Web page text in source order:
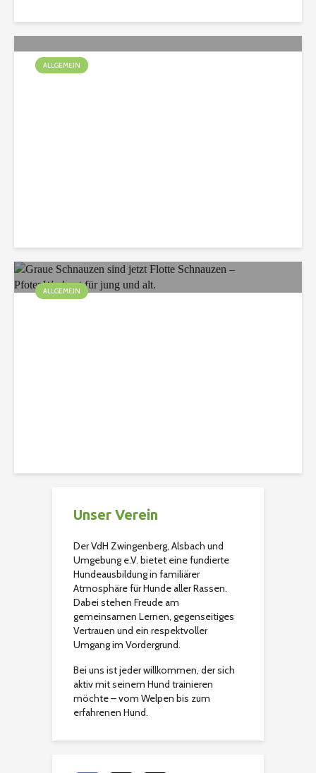
ALLGEMEIN
ALLGEMEIN
Unser Verein
Der VdH Zwingenberg, Alsbach und
Umgebung e.V. bietet eine fundierte
Hundeausbildung in familiärer
Atmosphäre für Hunde aller Rassen.
Dabei stehen Freude am
gemeinsamen Lernen, gegenseitiges
Vertrauen und ein respektvoller
Umgang im Vordergrund.
Bei uns ist jeder willkommen, der sich
aktiv mit seinem Hund trainieren
möchte – vom Welpen bis zum
erfahrenen Hund.